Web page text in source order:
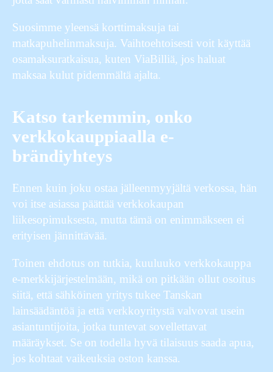
Suosimme yleensä korttimaksuja tai
matkapuhelinmaksuja. Vaihtoehtoisesti voit käyttää
osamaksuratkaisua, kuten ViaBilliä, jos haluat
maksaa kulut pidemmältä ajalta.
Katso tarkemmin, onko
verkkokauppiaalla e-
brändiyhteys
Ennen kuin joku ostaa jälleenmyyjältä verkossa, hän
voi itse asiassa päättää verkkokaupan
liikesopimuksesta, mutta tämä on enimmäkseen ei
erityisen jännittävää.
Toinen ehdotus on tutkia, kuuluuko verkkokauppa
e-merkkijärjestelmään, mikä on pitkään ollut osoitus
siitä, että sähköinen yritys tukee Tanskan
lainsäädäntöä ja että verkkoyritystä valvovat usein
asiantuntijoita, jotka tuntevat sovellettavat
määräykset. Se on todella hyvä tilaisuus saada apua,
jos kohtaat vaikeuksia oston kanssa.